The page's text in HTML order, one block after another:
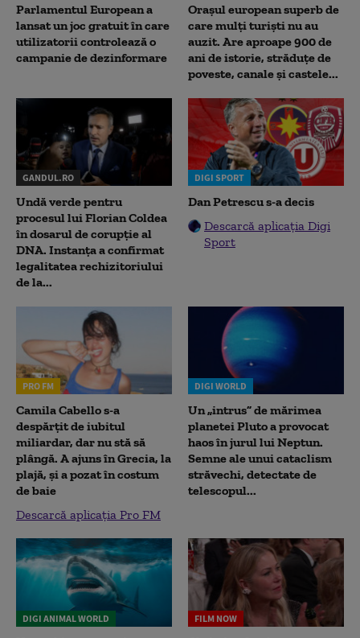
Parlamentul European a
lansat un joc gratuit în care
utilizatorii controlează o
campanie de dezinformare
Orașul european superb de
care mulți turiști nu au
auzit. Are aproape 900 de
ani de istorie, străduțe de
poveste, canale și castele...
GANDUL.RO
Undă verde pentru
procesul lui Florian Coldea
în dosarul de corupție al
DNA. Instanța a confirmat
legalitatea rechizitoriului
de la...
DIGI SPORT
Dan Petrescu s-a decis
Descarcă aplicația Digi
Sport
PRO FM
Camila Cabello s-a
despărțit de iubitul
miliardar, dar nu stă să
plângă. A ajuns în Grecia, la
plajă, și a pozat în costum
de baie
Descarcă aplicația Pro FM
DIGI WORLD
Un „intrus” de mărimea
planetei Pluto a provocat
haos în jurul lui Neptun.
Semne ale unui cataclism
străvechi, detectate de
telescopul...
DIGI ANIMAL WORLD FILM NOW